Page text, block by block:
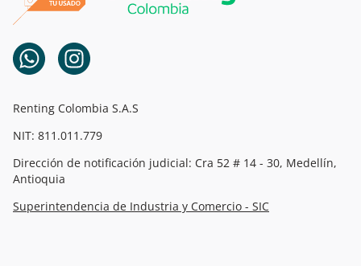
Renting Colombia S.A.S
NIT: 811.011.779
Dirección de notificación judicial: Cra 52 # 14 - 30, Medellín,
Antioquia
Superintendencia de Industria y Comercio - SIC